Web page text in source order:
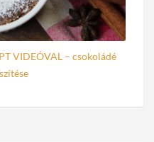
VIDEÓVAL – csokoládé